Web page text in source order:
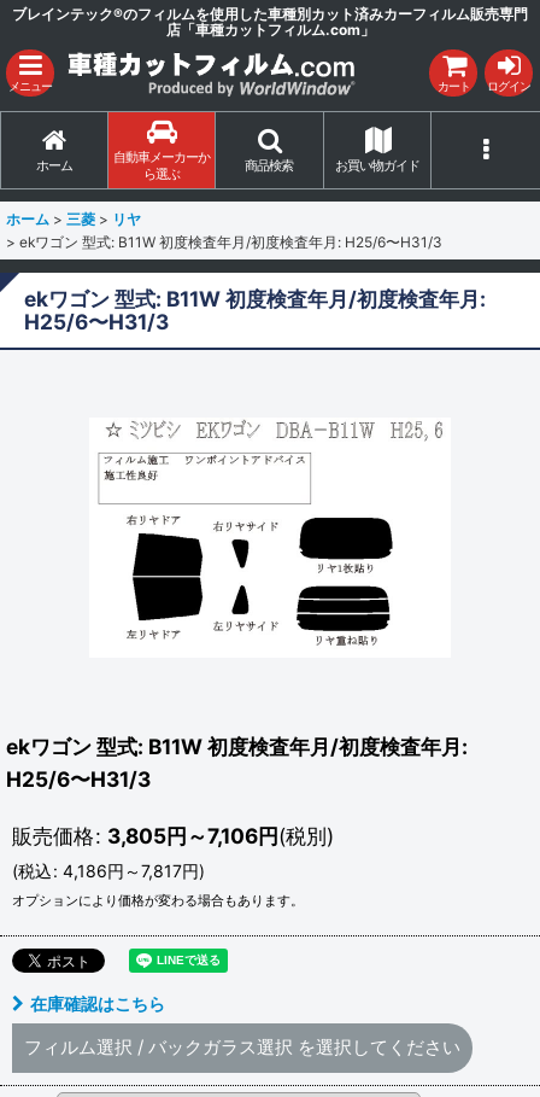
ブレインテック®のフィルムを使用した車種別カット済みカーフィルム販売専門
店「車種カットフィルム.com」
メニュー カート ログイン
ホーム
自動車メーカーか
ら選ぶ
商品検索 お買い物ガイド
ホーム > 三菱 > リヤ
> ekワゴン 型式: B11W 初度検査年月/初度検査年月: H25/6〜H31/3
ekワゴン 型式: B11W 初度検査年月/初度検査年月:
H25/6〜H31/3
ekワゴン 型式: B11W 初度検査年月/初度検査年月:
H25/6〜H31/3
販売価格: 3,805円～7,106円(税別)
(税込: 4,186円 ～7,817円)
オプションにより価格が変わる場合もあります。
在庫確認はこちら
フィルム選択 / バックガラス選択 を選択してください